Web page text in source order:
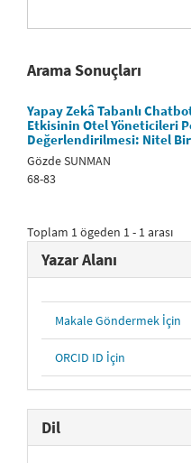
Arama Sonuçları
Yapay Zekâ Tabanlı
Etkisinin Otel Yöneticileri
Değerlendirilmesi: Nitel
Gözde SUNMAN
68-83
Toplam 1 ögeden 1 - 1 arası
Yazar Alanı
Makale Göndermek İçin
ORCID ID İçin
Dil